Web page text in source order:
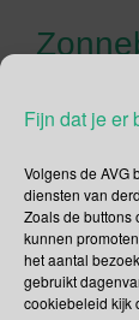
Fijn dat je er
Volgens de AVG
diensten van
Zoals de buttons
kunnen
het aantal
gebruikt
cookiebeleid kijk
bloemen in
Sunflower
“dag van”
guerrilla
aanleggen
stedelijke